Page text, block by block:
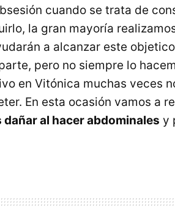
cuando se trata de
la gran mayoría
a alcanzar este
pero no siempre lo
en Vitónica muchas veces
En esta ocasión vamos a
al hacer abdominales y